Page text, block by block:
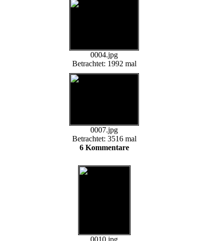
0004.jpg
Betrachtet: 1992 mal
0007.jpg
Betrachtet: 3516 mal
6 Kommentare
0010.jpg